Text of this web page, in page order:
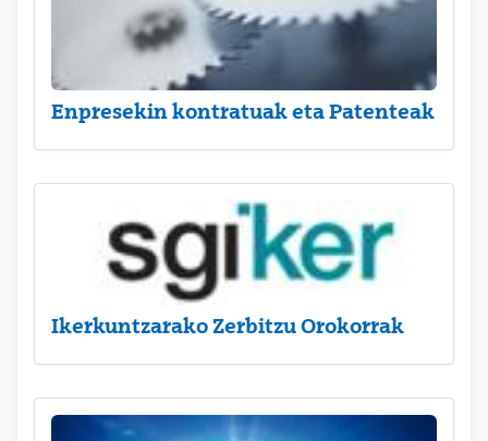
Enpresekin kontratuak eta Patenteak
Ikerkuntzarako Zerbitzu Orokorrak